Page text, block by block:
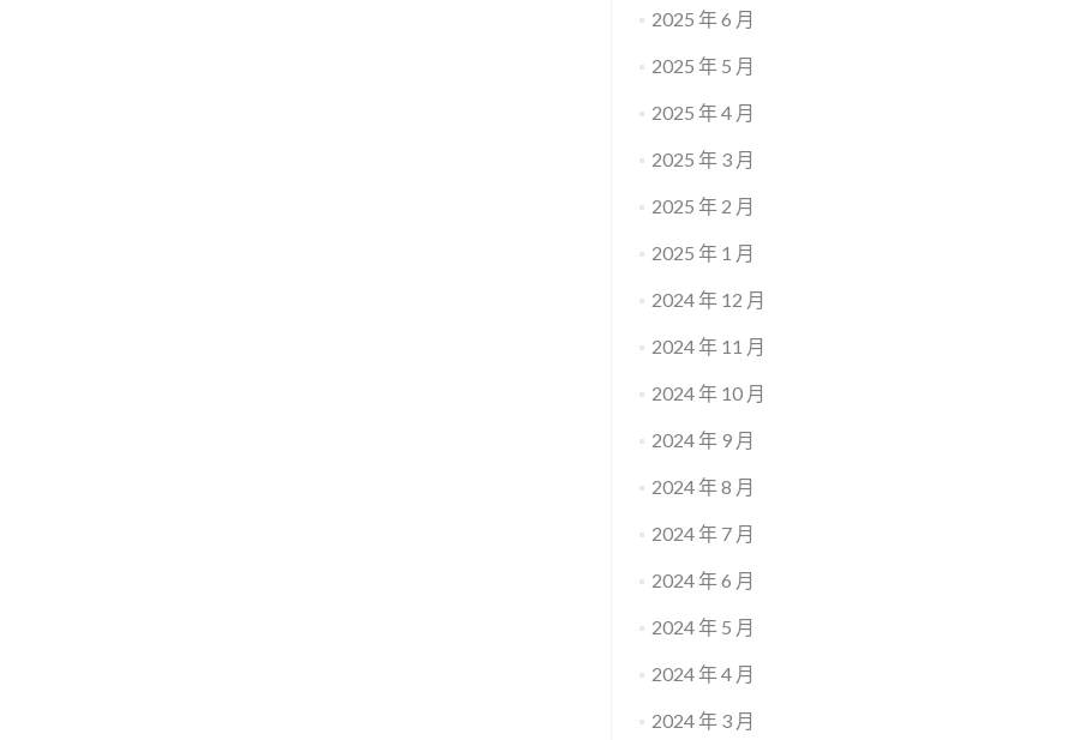
2025 年 6 月
2025 年 5 月
2025 年 4 月
2025 年 3 月
2025 年 2 月
2025 年 1 月
2024 年 12 月
2024 年 11 月
2024 年 10 月
2024 年 9 月
2024 年 8 月
2024 年 7 月
2024 年 6 月
2024 年 5 月
2024 年 4 月
2024 年 3 月